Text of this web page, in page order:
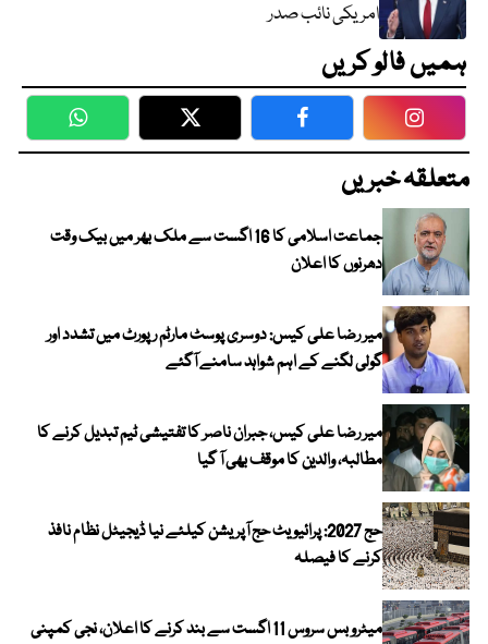
امریکی نائب صدر
ہمیں فالو کریں
WhatsApp Twitter Facebook
متعلقہ خبریں
جماعت اسلامی کا 16 اگست سے ملک بھر میں بیک وقت
دھرنوں کا اعلان
میر رضا علی کیس: دوسری پوسٹ مارٹم رپورٹ میں تشدد اور
گولی لگنے کے اہم شواہد سامنے آگئے
میر رضا علی کیس، جبران ناصر کا تفتیشی ٹیم تبدیل کرنے کا
مطالبہ، والدین کا موقف بھی آ گیا
حج 2027: پرائیویٹ حج آپریشن کیلئے نیا ڈیجیٹل نظام نافذ
کرنے کا فیصلہ
میٹرو بس سروس 11 اگست سے بند کرنے کا اعلان، نجی کمپنی